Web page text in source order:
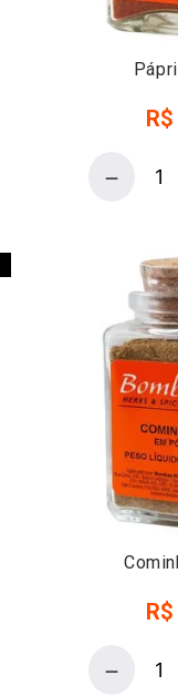
R$
－
R$
－